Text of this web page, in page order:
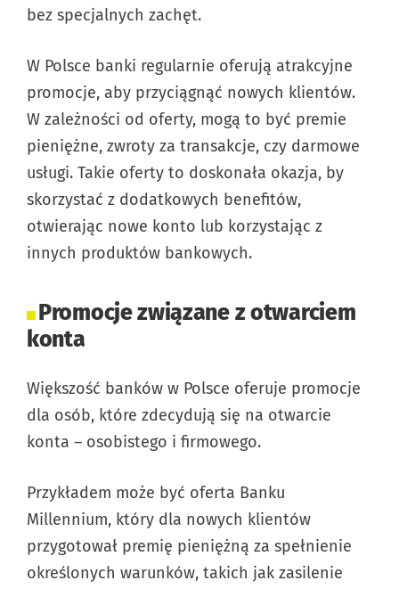
bez specjalnych zachęt.
W Polsce banki regularnie oferują atrakcyjne
promocje, aby przyciągnąć nowych klientów.
W zależności od oferty, mogą to być premie
pieniężne, zwroty za transakcje, czy darmowe
usługi. Takie oferty to doskonała okazja, by
skorzystać z dodatkowych benefitów,
otwierając nowe konto lub korzystając z
innych produktów bankowych.
Promocje związane z otwarciem
konta
Większość banków w Polsce oferuje promocje
dla osób, które zdecydują się na otwarcie
konta – osobistego i firmowego.
Przykładem może być oferta Banku
Millennium, który dla nowych klientów
przygotował premię pieniężną za spełnienie
określonych warunków, takich jak zasilenie